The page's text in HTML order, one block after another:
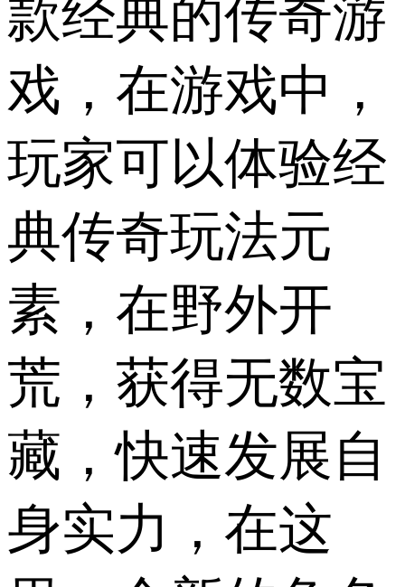
款经典的传奇游
戏，在游戏中，
玩家可以体验经
典传奇玩法元
素，在野外开
荒，获得无数宝
藏，快速发展自
身实力，在这